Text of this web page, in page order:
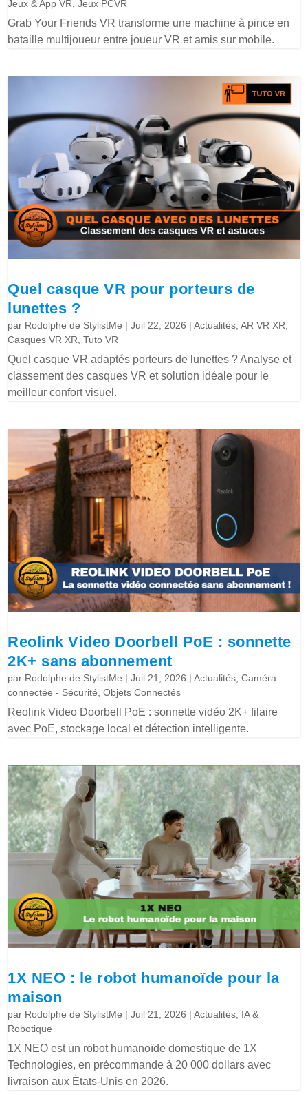
Jeux & App VR ,Jeux PCVR
Grab Your Friends VR transforme une machine à pince en
bataille multijoueur entre joueur VR et amis sur mobile.
Quel casque VR pour porteurs de
lunettes ?
par Rodolphe de StylistMe |Juil 22, 2026 |Actualités ,AR VR XR
Casques VR XR ,Tuto VR
Quel casque VR adaptés porteurs de lunettes ? Analyse et
classement des casques VR et solution idéale pour le
meilleur confort visuel.
Reolink Video Doorbell PoE : sonnette
2K+ sans abonnement
par Rodolphe de StylistMe |Juil 21, 2026 |Actualités ,Caméra
connectée - Sécurité ,Objets Connectés
Reolink Video Doorbell PoE : sonnette vidéo 2K+ filaire
avec PoE, stockage local et détection intelligente.
1X NEO : le robot humanoïde pour la
maison
par Rodolphe de StylistMe |Juil 21, 2026 |Actualités IA &
Robotique
1X NEO est un robot humanoïde domestique de 1X
Technologies, en précommande à 20 000 dollars avec
livraison aux États-Unis en 2026.